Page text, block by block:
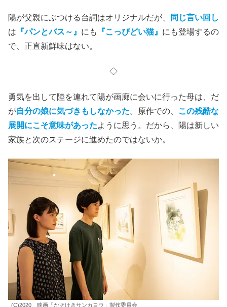
陽が父親にぶつける台詞はオリジナルだが、
同じ言い回し
は 『パンとバス～』 にも 『こっぴどい猫』 にも登場するの
で、正直新鮮味はない。
◇
勇気を出して陸を連れて陽が画廊に会いに行った母は、だ
が自分の娘に気づきもしなかった。原作での、 この残酷な
展開にこそ意味があったように思う。だから、陽は新しい
家族と次のステージに進めたのではないか。
(C)2020 映画「かそけきサンカヨウ」製作委員会